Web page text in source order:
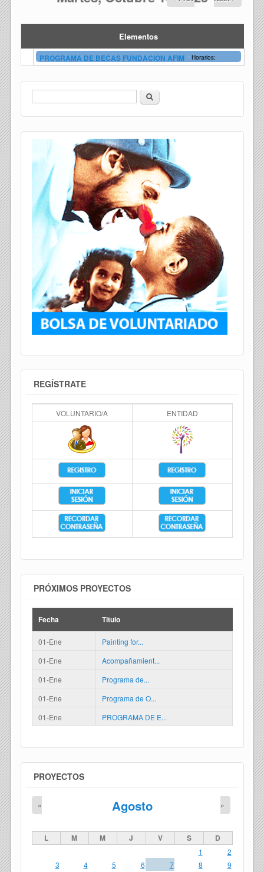
Elementos
PROGRAMA DE BECAS FUNDACION AFIM - Horarios:
Formulario de búsqueda
Buscar
REGÍSTRATE
VOLUNTARIO/A ENTIDAD
PRÓXIMOS PROYECTOS
Fecha Titulo
01-Ene
Painting for...
01-Ene
Acompañamient...
01-Ene
Programa de...
01-Ene
Programa de O...
01-Ene
PROGRAMA DE E...
PROYECTOS
Agosto
« »
L M M J V S D
1
2
3
4 5 6 7 8
9